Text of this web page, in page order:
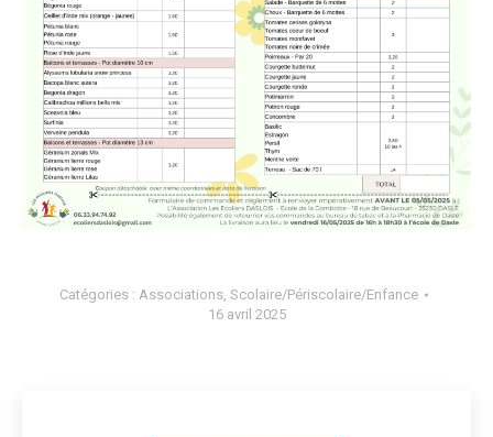
Catégories : Associations, Scolaire/Périscolaire/Enfance
16 avril 2025